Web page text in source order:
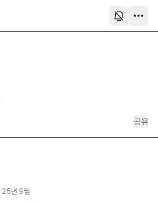
공유
25년 9월